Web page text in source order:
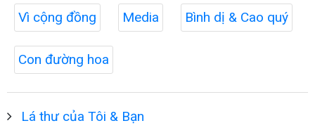
Vì cộng đồng Media Bình dị & Cao quý
Con đường hoa
Lá thư của Tôi & Bạn